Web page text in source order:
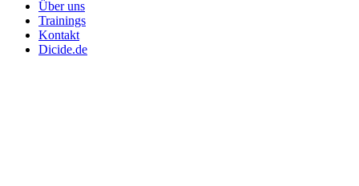
Über uns
Trainings
Kontakt
Dicide.de